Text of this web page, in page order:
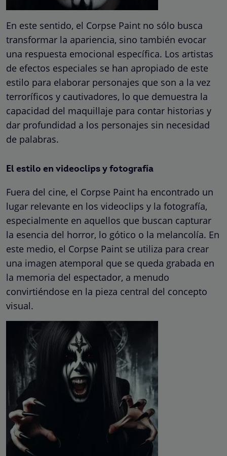
En este sentido, el Corpse Paint no sólo busca
transformar la apariencia, sino también evocar
una respuesta emocional específica. Los artistas
de efectos especiales se han apropiado de este
estilo para elaborar personajes que son a la vez
terroríficos y cautivadores, lo que demuestra la
capacidad del maquillaje para contar historias y
dar profundidad a los personajes sin necesidad
de palabras.
El estilo en videoclips y fotografía
Fuera del cine, el Corpse Paint ha encontrado un
lugar relevante en los videoclips y la fotografía,
especialmente en aquellos que buscan capturar
la esencia del horror, lo gótico o la melancolía. En
este medio, el Corpse Paint se utiliza para crear
una imagen atemporal que se queda grabada en
la memoria del espectador, a menudo
convirtiéndose en la pieza central del concepto
visual.